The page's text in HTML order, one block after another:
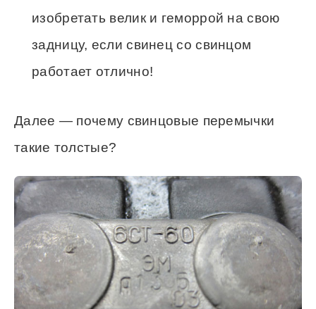
изобретать велик и геморрой на свою
задницу, если свинец со свинцом
работает отлично!
Далее — почему свинцовые перемычки
такие толстые?